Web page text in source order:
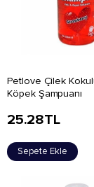
Petlove Çilek
Köpek Şampuanı
25.28TL
Sepete Ekle